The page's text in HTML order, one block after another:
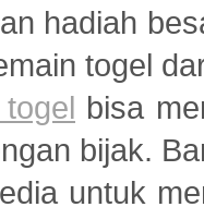
hadiah
togel
bisa
bijak.
untuk